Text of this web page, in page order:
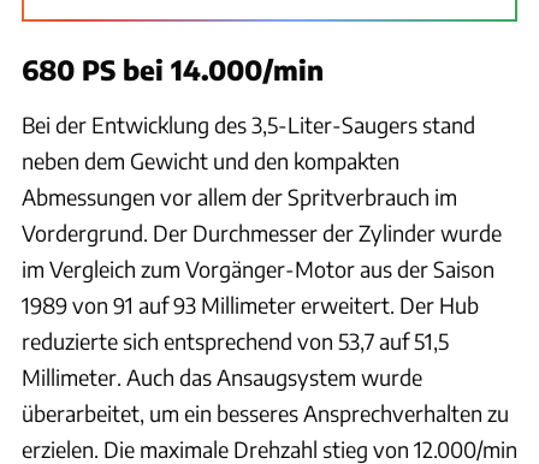
680 PS bei 14.000/min
Bei der Entwicklung des 3,5-Liter-Saugers stand
neben dem Gewicht und den kompakten
Abmessungen vor allem der Spritverbrauch im
Vordergrund. Der Durchmesser der Zylinder wurde
im Vergleich zum Vorgänger-Motor aus der Saison
1989 von 91 auf 93 Millimeter erweitert. Der Hub
reduzierte sich entsprechend von 53,7 auf 51,5
Millimeter. Auch das Ansaugsystem wurde
überarbeitet, um ein besseres Ansprechverhalten zu
erzielen. Die maximale Drehzahl stieg von 12.000/min